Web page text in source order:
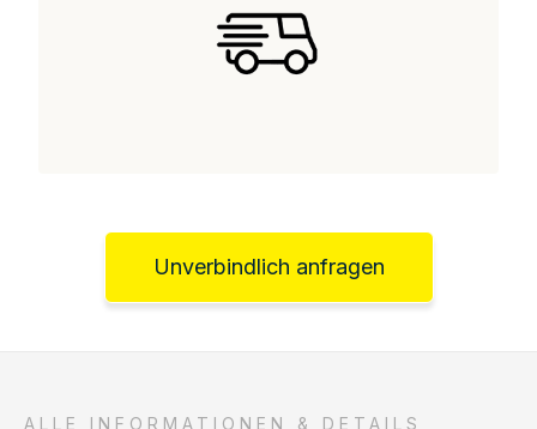
Unverbindlich anfragen
ALLE INFORMATIONEN & DETAILS